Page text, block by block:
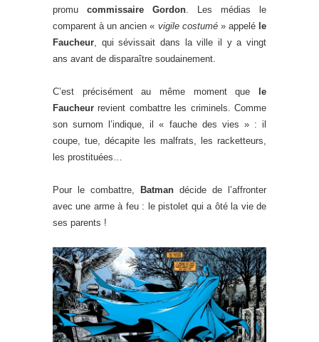
promu commissaire Gordon. Les médias le
comparent à un ancien « vigile costumé» appelé le
Faucheur, qui sévissait dans la ville il y a vingt
ans avant de disparaître soudainement.
C’est précisément au même moment que
le
Faucheur revient combattre les criminels. Comme
son surnom l’indique, il « fauche des vies » : il
coupe, tue, décapite les malfrats, les racketteurs,
les prostituées…
Pour le combattre, Batman décide de l’affronter
avec une arme à feu : le pistolet qui a ôté la vie de
ses parents !